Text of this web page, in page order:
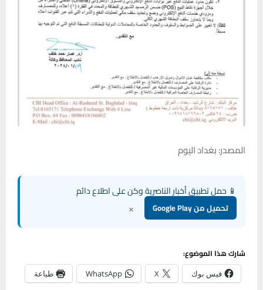
المصدر: بغداد اليوم
📱 حمل تطبيق أخبار الناصرية وكن على اطلاع دائم
تحميل من Google Play ×
شارك هذا الموضوع:
فيس بوك X
WhatsApp طباعة